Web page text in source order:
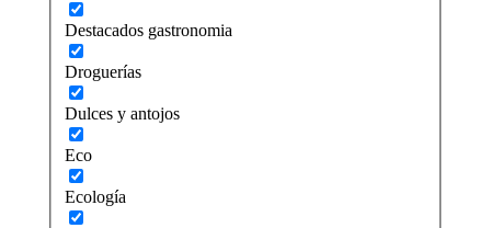
Destacados gastronomia
Droguerías
Dulces y antojos
Eco
Ecología